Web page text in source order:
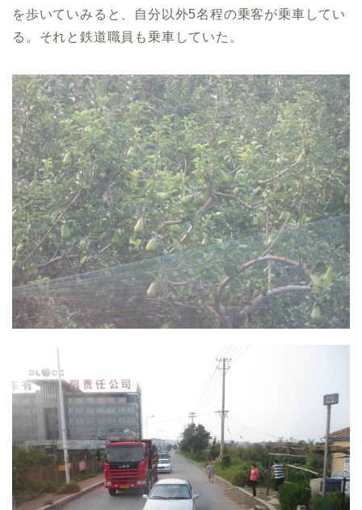
を歩いていみると、自分以外5名程の乗客が乗車してい
る。それと鉄道職員も乗車していた。